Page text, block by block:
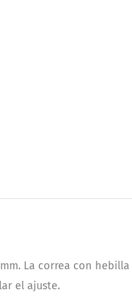
La correa con
el ajuste.